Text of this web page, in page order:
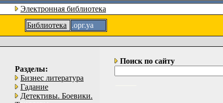
Электронная библиотека
Библиотека
.орг.уа
Разделы:
Бизнес литература
Гадание
Детективы. Боевики.
Поиск по сайту